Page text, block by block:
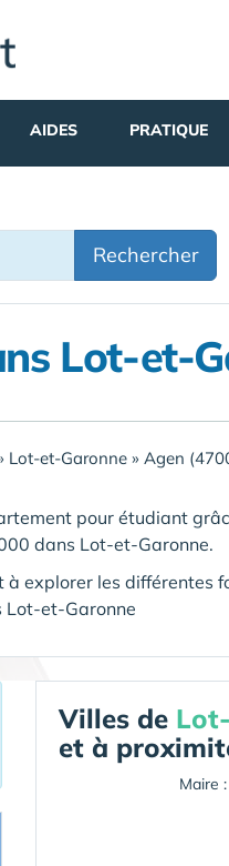
AIDES PRATIQUE
Rechercher
Lot-et-
Lot-et-Garonne » Agen
pour étudiant
dans Lot-et-Garonne.
à explorer les différentes
Lot-et-Garonne
Villes de
et à
Maire